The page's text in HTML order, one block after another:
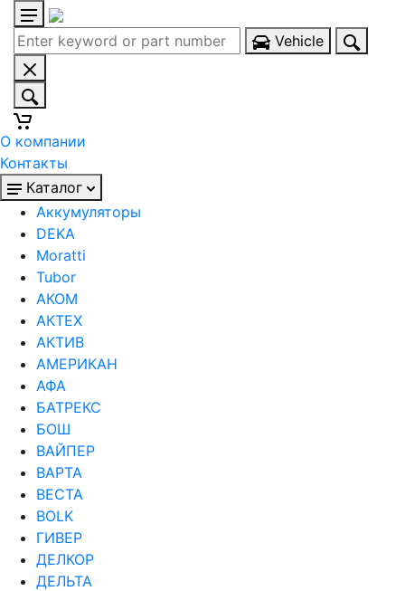
Vehicle
О компании
Контакты
Каталог
Аккумуляторы
DEKA
Moratti
Tubor
АКОМ
АКТЕХ
АКТИВ
АМЕРИКАН
АФА
БАТРЕКС
БОШ
ВАЙПЕР
ВАРТА
ВЕСТА
ВОLK
ГИВЕР
ДЕЛКОР
ДЕЛЬТА